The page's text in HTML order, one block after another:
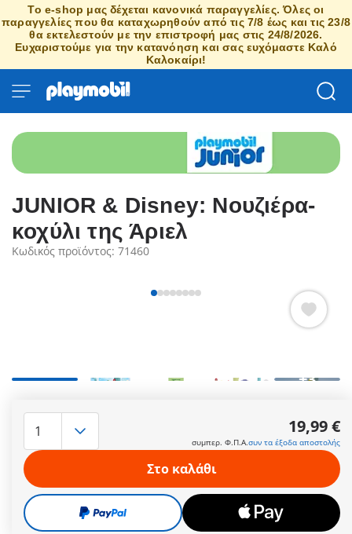
Το e-shop μας δέχεται κανονικά παραγγελίες. Όλες οι
παραγγελίες που θα καταχωρηθούν από τις 7/8 έως και τις 23/8
θα εκτελεστούν με την επιστροφή μας στις 24/8/2026.
Ευχαριστούμε για την κατανόηση και σας ευχόμαστε Καλό
Καλοκαίρι!
JUNIOR & Disney: Νουζιέρα-
κοχύλι της Άριελ
Κωδικός προϊόντος: 71460
+3
ντουζιέρα - κοχύλι βεντουζάρει στην μπανιέρα κάνοντας την
ώρα του μπάνιου, παιχνίδι. Ρίξτε νερό στην υποδοχή του
κοχυλιού και ετοιμαστείτε για ατελείωτη διασκέδαση.
Περισσότερες πληροφορίες
19,99 €
συμπερ. Φ.Π.Α. συν τα έξοδα αποστολής
19,99 €
συμπερ. Φ.Π.Α.συν τα έξοδα αποστολής
Στο καλάθι